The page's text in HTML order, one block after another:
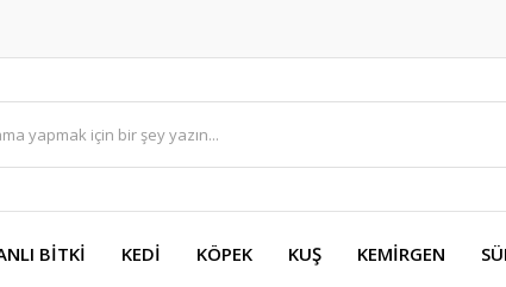
BİTKİ KEDİ KÖPEK KUŞ KEMİRGEN